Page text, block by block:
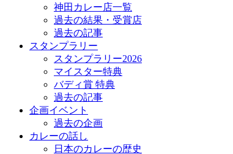
神田カレー店一覧
過去の結果・受賞店
過去の記事
スタンプラリー
スタンプラリー2026
マイスター特典
バディ賞 特典
過去の記事
企画イベント
過去の企画
カレーの話し
日本のカレーの歴史